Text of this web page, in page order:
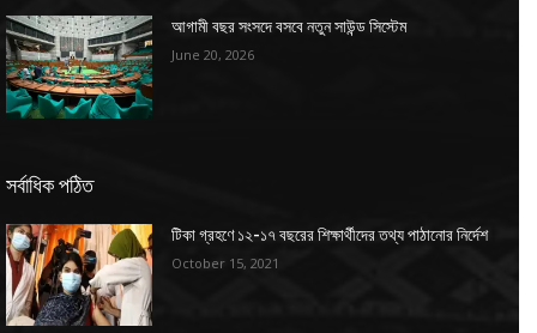
আগামী বছর সংসদে বসবে নতুন সাউন্ড সিস্টেম
June 20, 2026
সর্বাধিক পঠিত
টিকা গ্রহণে ১২-১৭ বছরের শিক্ষার্থীদের তথ্য পাঠানোর নির্দেশ
October 15, 2021